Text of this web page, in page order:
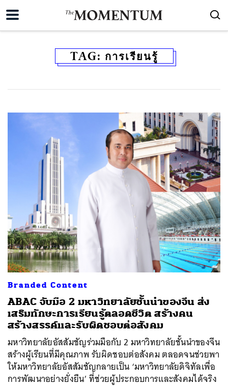
TAG: การเรียนรู้
Branded Content
ABAC จับมือ 2 มหาวิทยาลัยชั้นนำของจีน ส่ง
เสริมทักษะการเรียนรู้ตลอดชีวิต สร้างคน
สร้างสรรค์และรับผิดชอบต่อสังคม
มหาวิทยาลัยอัสสัมชัญร่วมมือกับ 2 มหาวิทยาลัยชั้นนำของจีน
สร้างผู้เรียนที่มีคุณภาพ รับผิดชอบต่อสังคม ตลอดจนช่วยพา
ให้มหาวิทยาลัยอัสสัมชัญกลายเป็น ‘มหาวิทยาลัยดิจิทัลเพื่อ
การพัฒนาอย่างยั่งยืน’ ที่ช่วยผู้ประกอบการและสังคมได้จริง